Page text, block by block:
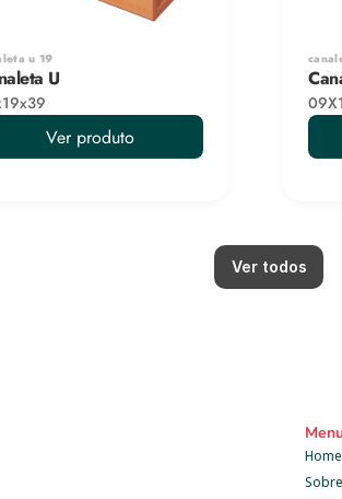
u 19
U
Ver produto
Ver todos
Home
Sobre